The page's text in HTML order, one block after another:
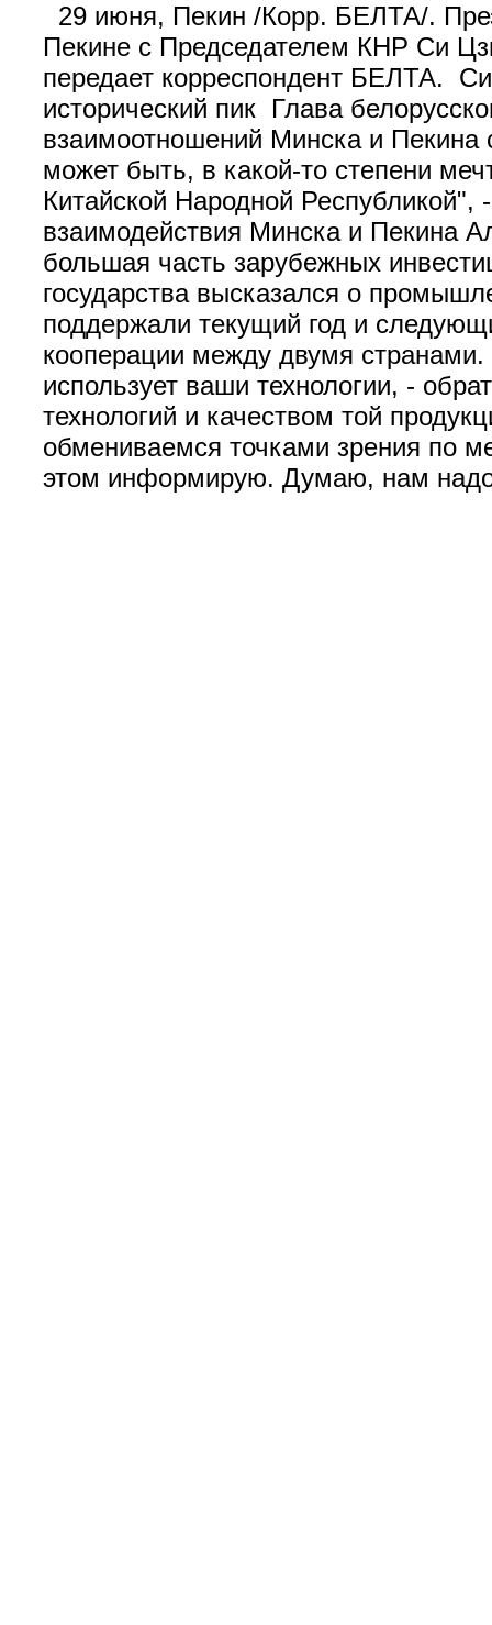
29 июня, Пекин /Корр. БЕЛТА/.
Пекине с Председателем КНР Си
передает корреспондент БЕЛТА.
исторический пик Глава
взаимоотношений Минска и
может быть, в какой-то степени
Китайской Народной
взаимодействия Минска и Пекина
большая часть зарубежных
государства высказался о
поддержали текущий год и
кооперации между двумя
использует ваши технологии, -
технологий и качеством той
обмениваемся точками зрения по
этом информирую. Думаю, нам надо